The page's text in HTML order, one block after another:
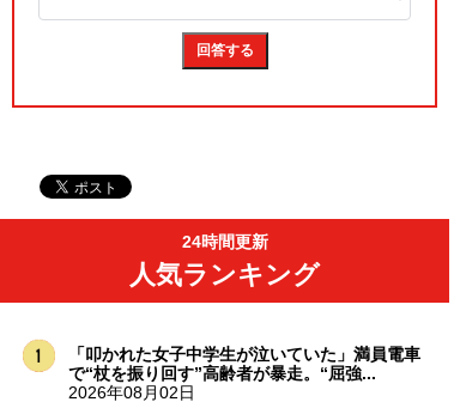
24時間更新
人気ランキング
「叩かれた女子中学生が泣いていた」満員電車
で“杖を振り回す”高齢者が暴走。“屈強...
2026年08月02日